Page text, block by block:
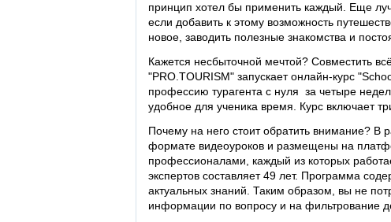
принцип хотел бы применить каждый. Еще
если добавить к этому возможность
новое, заводить полезные знакомства и
Кажется несбыточной мечтой? Совместить
"PRO.TOURISM" запускает онлайн-курс
профессию турагента с нуля за четыре
удобное для ученика время. Курс включает
Почему на него стоит обратить внимание? В
формате видеоуроков и размещены на
профессионалами, каждый из которых
экспертов составляет 49 лет. Программа
актуальных знаний. Таким образом, вы не
информации по вопросу и на фильтрование